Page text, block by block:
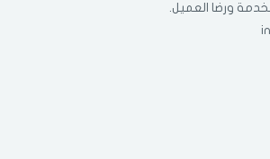
ورضا العميل.